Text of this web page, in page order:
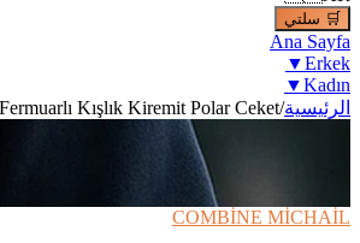
🛒 سلتي
Ana Sayfa
Erkek
▼
Kadın
▼
الرئيسية/
Kışlık Kiremit Polar Ceket
Büyüt
⚡ Hızlı Teslimat
COMBİNE MİCHAİL